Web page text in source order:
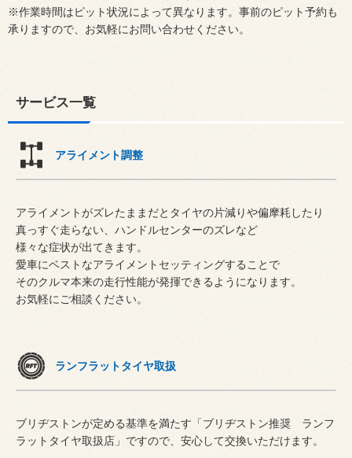
※作業時間はピット状況によって異なります。事前のピット予約も
承りますので、お気軽にお問い合わせください。
サービス一覧
アライメント調整
アライメントがズレたままだとタイヤの片減りや偏摩耗したり
真っすぐ走らない、ハンドルセンターのズレなど
様々な症状が出てきます。
愛車にベストなアライメントセッティングすることで
そのクルマ本来の走行性能が発揮できるようになります。
お気軽にご相談ください。
ランフラットタイヤ取扱
ブリヂストンが定める基準を満たす「ブリヂストン推奨 ランフ
ラットタイヤ取扱店」ですので、安心して交換いただけます。